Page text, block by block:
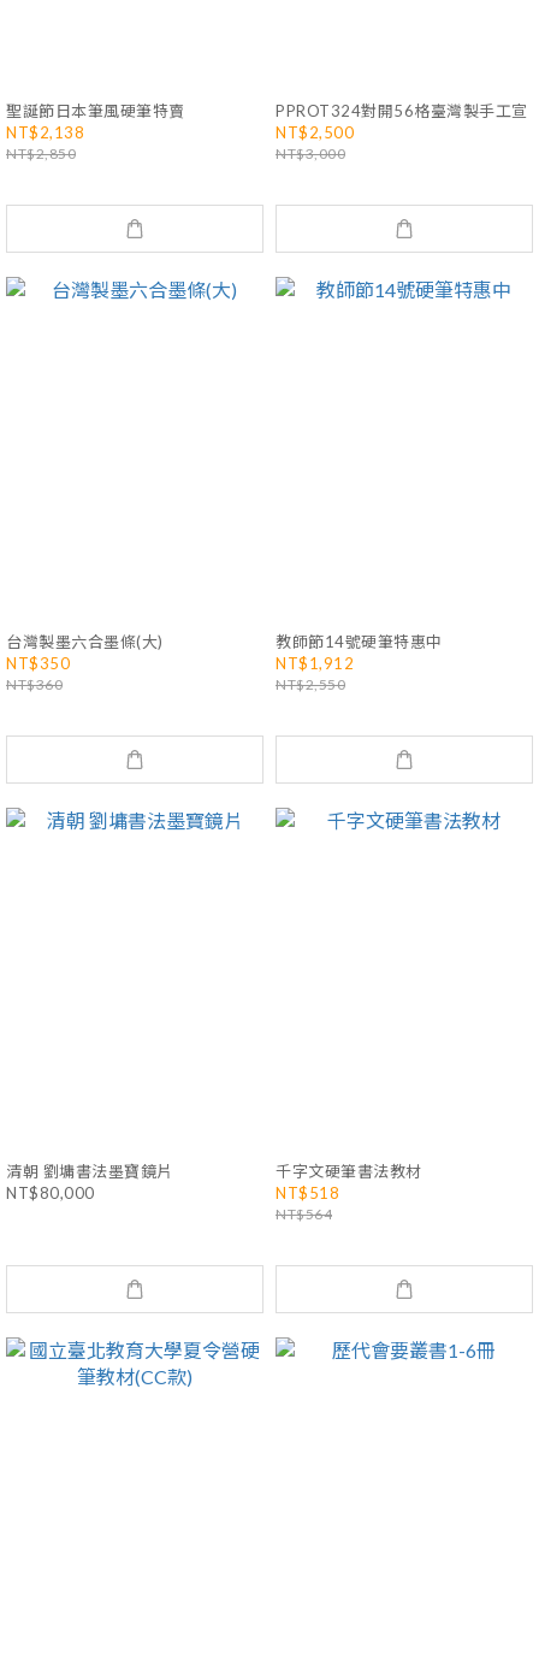
聖誕節日本筆風硬筆特賣
NT$2,138
NT$2,850
PPROT324對開56格臺灣製手工宣
NT$2,500
NT$3,000
台灣製墨六合墨條(大)
NT$350
NT$360
教師節14號硬筆特惠中
NT$1,912
NT$2,550
清朝 劉墉書法墨寶鏡片
NT$80,000
千字文硬筆書法教材
NT$518
NT$564